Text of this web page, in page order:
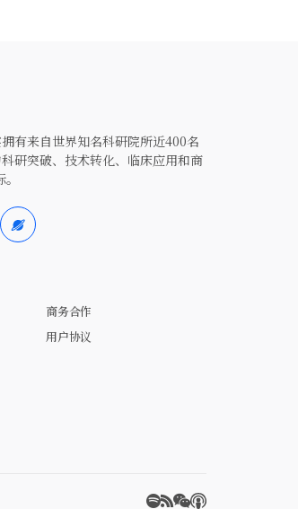
有来自世界知名科研院所近400名
研突破、技术转化、临床应用和商
商务合作
用户协议